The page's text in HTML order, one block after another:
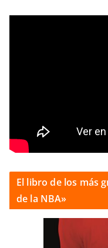
El libro de los más
de la NBA»